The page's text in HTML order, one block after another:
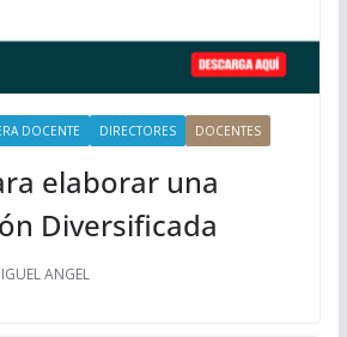
DOCENTE DIRECTORES DOCENTES
elaborar una
Diversificada
ANGEL